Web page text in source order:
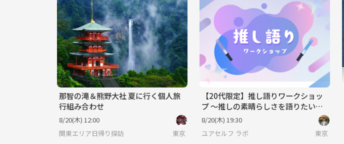
那智の滝＆熊野大社 夏に行く個人旅
行組み合わせ
8/20(木) 12:00
関東エリア日帰り探訪
東京
【20代限定】推し語りワークショッ
プ ～推しの素晴らしさを語りたいの
に『やばい!』しかでてこないあなた
へ～
8/20(木) 19:30
ユアセルフ ラボ
東京